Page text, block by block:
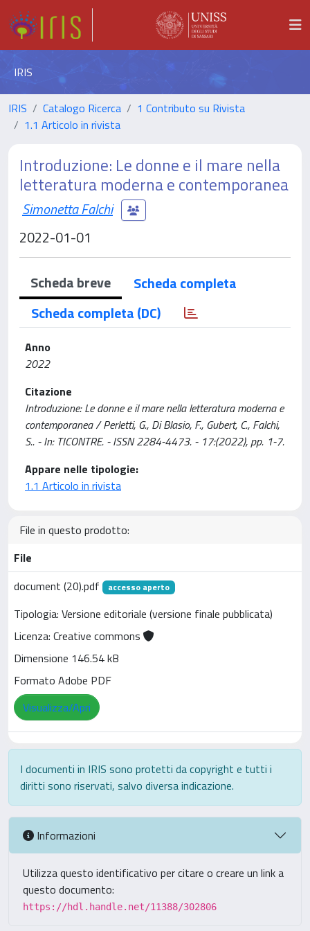
IRIS
IRIS Catalogo Ricerca
1 Contributo su Rivista
1.1 Articolo in rivista
Introduzione: Le donne e il mare nella
letteratura moderna e contemporanea
Simonetta Falchi
2022-01-01
Scheda breve
Scheda completa
Scheda completa (DC)
Anno
2022
Citazione
Introduzione: Le donne e il mare nella letteratura moderna e
contemporanea / Perletti, G., Di Blasio, F., Gubert, C., Falchi,
S.. - In: TICONTRE. - ISSN 2284-4473. - 17:(2022), pp. 1-7.
Appare nelle tipologie:
1.1 Articolo in rivista
File in questo prodotto:
File
document (20).pdf
accesso aperto
Tipologia: Versione editoriale (versione finale pubblicata)
Licenza: Creative commons
Dimensione 146.54 kB
Formato Adobe PDF
Visualizza/Apri
I documenti in IRIS sono protetti da copyright e tutti i
diritti sono riservati, salvo diversa indicazione.
Informazioni
Utilizza questo identificativo per citare o creare un link a
questo documento:
https://hdl.handle.net/11388/302806